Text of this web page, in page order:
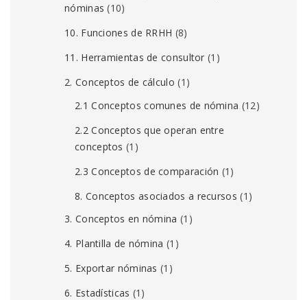
nóminas (10)
10. Funciones de RRHH (8)
11. Herramientas de consultor (1)
2. Conceptos de cálculo (1)
2.1 Conceptos comunes de nómina (12)
2.2 Conceptos que operan entre
conceptos (1)
2.3 Conceptos de comparación (1)
8. Conceptos asociados a recursos (1)
3. Conceptos en nómina (1)
4. Plantilla de nómina (1)
5. Exportar nóminas (1)
6. Estadísticas (1)